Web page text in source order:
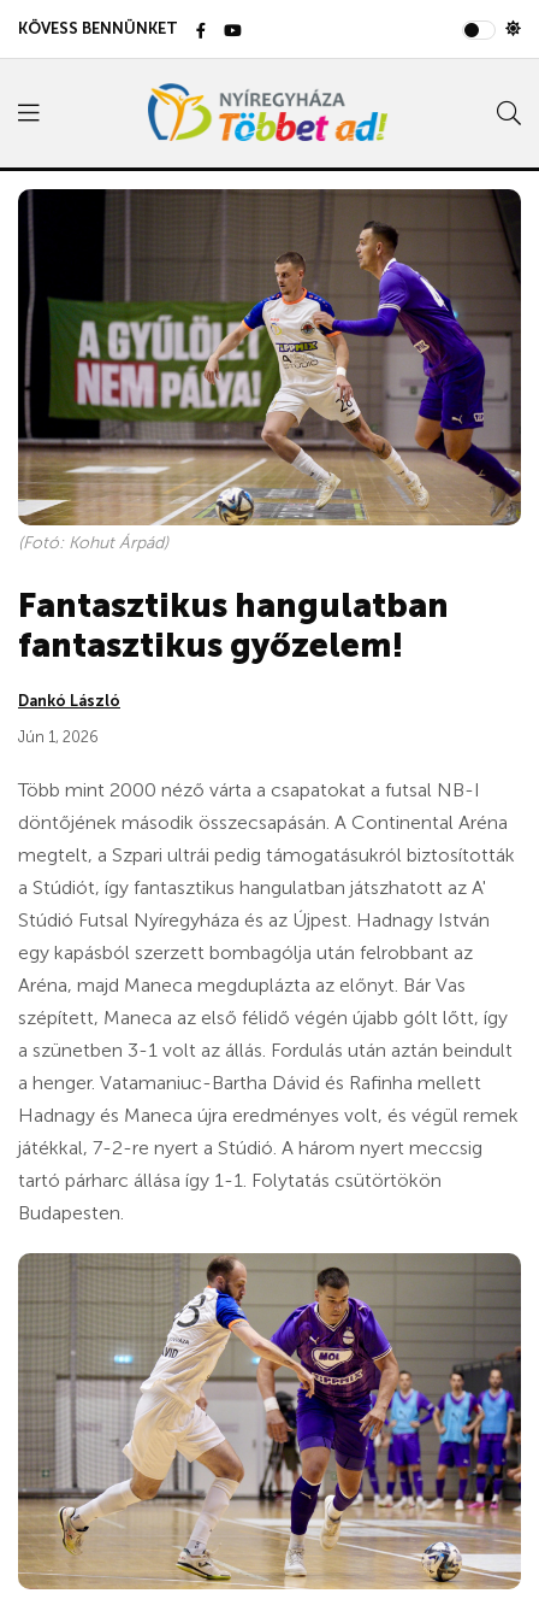
KÖVESS BENNÜNKET
(Fotó: Kohut Árpád)
Fantasztikus hangulatban
fantasztikus győzelem!
Dankó László
Jún 1, 2026
Több mint 2000 néző várta a csapatokat a futsal NB-I
döntőjének második összecsapásán. A Continental Aréna
megtelt, a Szpari ultrái pedig támogatásukról biztosították
a Stúdiót, így fantasztikus hangulatban játszhatott az A'
Stúdió Futsal Nyíregyháza és az Újpest. Hadnagy István
egy kapásból szerzett bombagólja után felrobbant az
Aréna, majd Maneca megduplázta az előnyt. Bár Vas
szépített, Maneca az első félidő végén újabb gólt lőtt, így
a szünetben 3-1 volt az állás. Fordulás után aztán beindult
a henger. Vatamaniuc-Bartha Dávid és Rafinha mellett
Hadnagy és Maneca újra eredményes volt, és végül remek
játékkal, 7-2-re nyert a Stúdió. A három nyert meccsig
tartó párharc állása így 1-1. Folytatás csütörtökön
Budapesten.